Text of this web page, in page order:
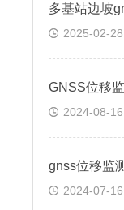
2025-02-28
2024-08-16
2024-07-16